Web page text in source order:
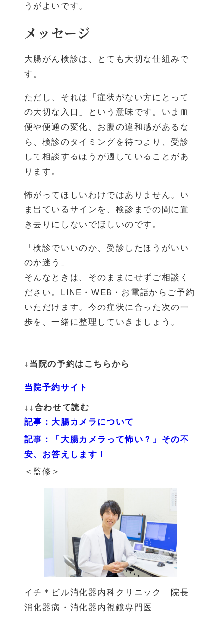
うがよいです。
メッセージ
大腸がん検診は、とても大切な仕組みで
す。
ただし、それは「症状がない方にとって
の大切な入口」という意味です。いま血
便や便通の変化、お腹の違和感があるな
ら、検診のタイミングを待つより、受診
して相談するほうが適していることがあ
ります。
怖がってほしいわけではありません。い
ま出ているサインを、検診までの間に置
き去りにしないでほしいのです。
「検診でいいのか、受診したほうがいい
のか迷う」
そんなときは、そのままにせずご相談く
ださい。LINE・WEB・お電話からご予約
いただけます。今の症状に合った次の一
歩を、一緒に整理していきましょう。
↓当院の予約はこちらから
当院予約サイト
↓↓ 合わせて読む
記事：大腸カメラについて
記事：「大腸カメラって怖い？」その不
安、お答えします！
＜監修＞
イチ＊ビル消化器内科クリニック 院長
消化器病・消化器内視鏡専門医